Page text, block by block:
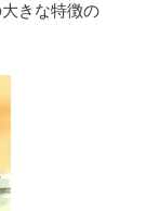
きな特徴の